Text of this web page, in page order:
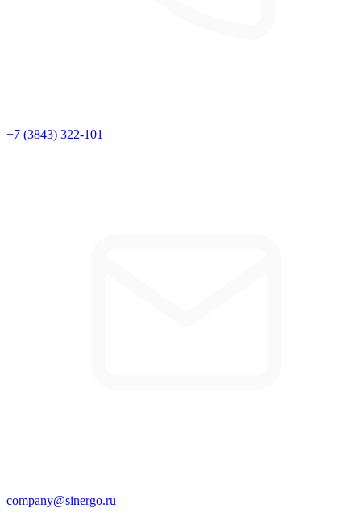
+7 (3843) 322-101
company@sinergo.ru